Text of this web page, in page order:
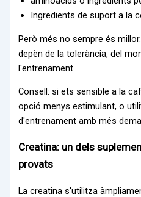
Ingredients de suport a la
Però més no sempre és
depèn de la tolerància, del
l'entrenament.
Consell: si ets sensible a la
opció menys estimulant, o
d'entrenament amb més
Creatina: un dels
provats
La creatina s'utilitza